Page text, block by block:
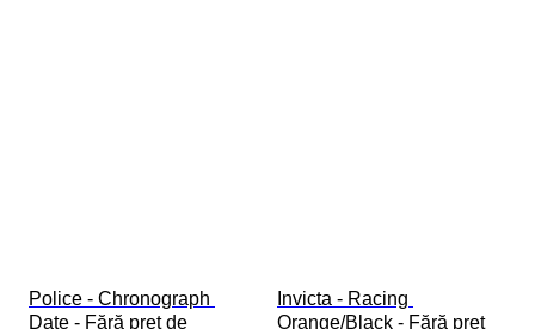
Police - Chronograph
Date - Fără preț de
Invicta - Racing
Orange/Black - Fără preț